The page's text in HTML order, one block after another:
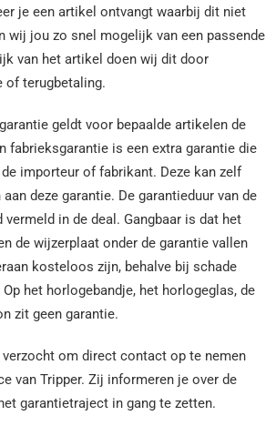
je een artikel ontvangt waarbij dit niet
wij jou zo snel mogelijk van een passende
van het artikel doen wij dit door
of terugbetaling.
geldt voor bepaalde artikelen de
fabrieksgarantie is een extra garantie die
importeur of fabrikant. Deze kan zelf
deze garantie. De garantieduur van de
in de deal. Gangbaar is dat het
de wijzerplaat onder de garantie vallen
kosteloos zijn, behalve bij schade
het horlogebandje, het horlogeglas, de
zit geen garantie.
om direct contact op te nemen
van Tripper. Zij informeren je over de
garantietraject in gang te zetten.